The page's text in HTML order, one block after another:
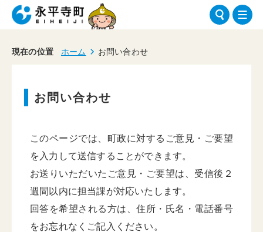
現在の位置 ホーム お問い合わせ
お問い合わせ
このページでは、町政に対するご意見・ご要望
を入力して送信することができます。
お送りいただいたご意見・ご要望は、受信後２
週間以内に担当課が対応いたします。
回答を希望される方は、住所・氏名・電話番号
をお忘れなくご記入ください。